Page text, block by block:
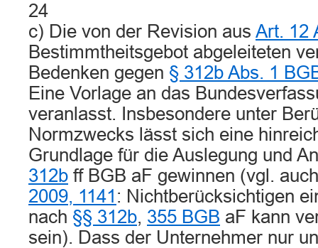
24
c) Die von der Revision aus Art. 12
Bestimmtheitsgebot abgeleiteten
Bedenken gegen § 312b Abs. 1
Eine Vorlage an das
veranlasst. Insbesondere unter
Normzwecks lässt sich eine
Grundlage für die Auslegung und
312b ff BGB aF gewinnen (vgl.
2009, 1141 : Nichtberücksichtigen
nach §§ 312b, 355 BGB aF kann
sein). Dass der Unternehmer nur